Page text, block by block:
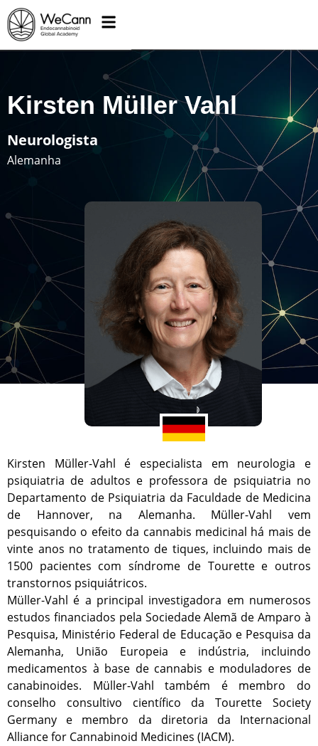
Kirsten Müller Vahl
Neurologista
Alemanha
Kirsten Müller-Vahl é especialista em neurologia e
psiquiatria de adultos e professora de psiquiatria no
Departamento de Psiquiatria da Faculdade de Medicina
de Hannover, na Alemanha. Müller-Vahl vem
pesquisando o efeito da cannabis medicinal há mais de
vinte anos no tratamento de tiques, incluindo mais de
1500 pacientes com síndrome de Tourette e outros
transtornos psiquiátricos.
Müller-Vahl é a principal investigadora em numerosos
estudos financiados pela Sociedade Alemã de Amparo à
Pesquisa, Ministério Federal de Educação e Pesquisa da
Alemanha, União Europeia e indústria, incluindo
medicamentos à base de cannabis e moduladores de
canabinoides. Müller-Vahl também é membro do
conselho consultivo científico da Tourette Society
Germany e membro da diretoria da Internacional
Alliance for Cannabinoid Medicines (IACM).